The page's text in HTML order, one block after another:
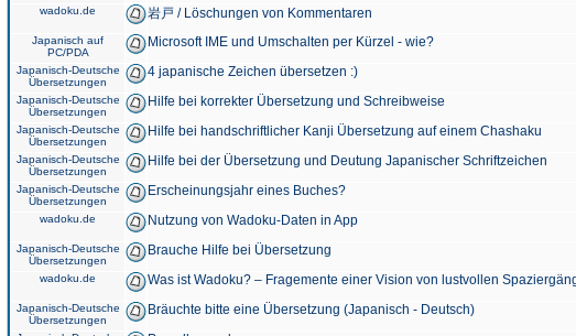
wadoku.de 岩戸 / Löschungen von Kommentaren
Japanisch auf
PC/PDA
Microsoft IME und Umschalten per Kürzel - wie?
Japanisch-Deutsche
Übersetzungen
4 japanische Zeichen übersetzen :)
Japanisch-Deutsche
Übersetzungen
Hilfe bei korrekter Übersetzung und Schreibweise
Japanisch-Deutsche
Übersetzungen
Hilfe bei handschriftlicher Kanji Übersetzung auf einem Chashaku
Japanisch-Deutsche
Übersetzungen
Hilfe bei der Übersetzung und Deutung Japanischer Schriftzeichen
Japanisch-Deutsche
Übersetzungen
Erscheinungsjahr eines Buches?
wadoku.de Nutzung von Wadoku-Daten in App
Japanisch-Deutsche
Übersetzungen
Brauche Hilfe bei Übersetzung
wadoku.de Was ist Wadoku? – Fragemente einer Vision von lustvollen
Japanisch-Deutsche
Übersetzungen
Bräuchte bitte eine Übersetzung (Japanisch - Deutsch)